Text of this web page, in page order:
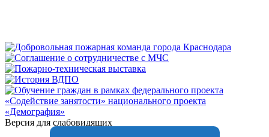
Версия для слабовидящих